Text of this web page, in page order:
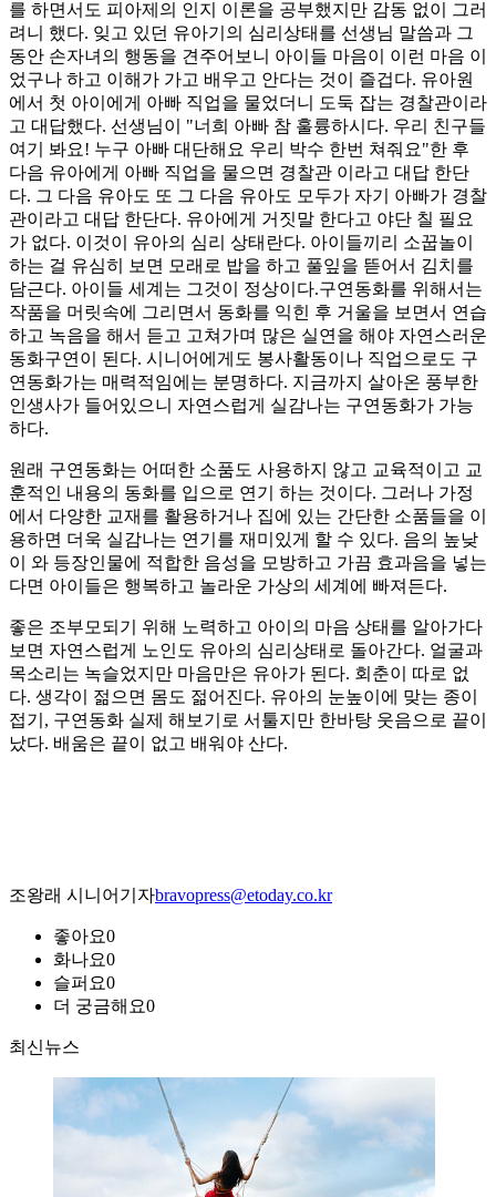
를 하면서도 피아제의 인지 이론을 공부했지만 감동 없이 그러
려니 했다. 잊고 있던 유아기의 심리상태를 선생님 말씀과 그
동안 손자녀의 행동을 견주어보니 아이들 마음이 이런 마음 이
었구나 하고 이해가 가고 배우고 안다는 것이 즐겁다. 유아원
에서 첫 아이에게 아빠 직업을 물었더니 도둑 잡는 경찰관이라
고 대답했다. 선생님이 "너희 아빠 참 훌륭하시다. 우리 친구들
여기 봐요! 누구 아빠 대단해요 우리 박수 한번 쳐줘요"한 후
다음 유아에게 아빠 직업을 물으면 경찰관 이라고 대답 한단
다. 그 다음 유아도 또 그 다음 유아도 모두가 자기 아빠가 경찰
관이라고 대답 한단다. 유아에게 거짓말 한다고 야단 칠 필요
가 없다. 이것이 유아의 심리 상태란다. 아이들끼리 소꿉놀이
하는 걸 유심히 보면 모래로 밥을 하고 풀잎을 뜯어서 김치를
담근다. 아이들 세계는 그것이 정상이다.구연동화를 위해서는
작품을 머릿속에 그리면서 동화를 익힌 후 거울을 보면서 연습
하고 녹음을 해서 듣고 고쳐가며 많은 실연을 해야 자연스러운
동화구연이 된다. 시니어에게도 봉사활동이나 직업으로도 구
연동화가는 매력적임에는 분명하다. 지금까지 살아온 풍부한
인생사가 들어있으니 자연스럽게 실감나는 구연동화가 가능
하다.
원래 구연동화는 어떠한 소품도 사용하지 않고 교육적이고 교
훈적인 내용의 동화를 입으로 연기 하는 것이다. 그러나 가정
에서 다양한 교재를 활용하거나 집에 있는 간단한 소품들을 이
용하면 더욱 실감나는 연기를 재미있게 할 수 있다. 음의 높낮
이 와 등장인물에 적합한 음성을 모방하고 가끔 효과음을 넣는
다면 아이들은 행복하고 놀라운 가상의 세계에 빠져든다.
좋은 조부모되기 위해 노력하고 아이의 마음 상태를 알아가다
보면 자연스럽게 노인도 유아의 심리상태로 돌아간다. 얼굴과
목소리는 녹슬었지만 마음만은 유아가 된다. 회춘이 따로 없
다. 생각이 젊으면 몸도 젊어진다. 유아의 눈높이에 맞는 종이
접기, 구연동화 실제 해보기로 서툴지만 한바탕 웃음으로 끝이
났다. 배움은 끝이 없고 배워야 산다.
조왕래 시니어기자bravopress@etoday.co.kr
좋아요0
화나요0
슬퍼요0
더 궁금해요0
최신뉴스